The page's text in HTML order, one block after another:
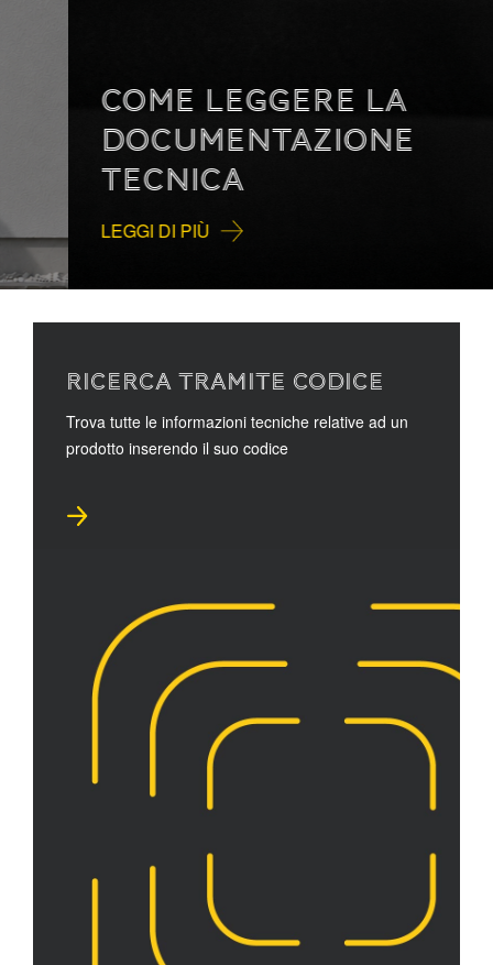
COME LEGGERE LA
DOCUMENTAZIONE
TECNICA
LEGGI DI PIÙ
RICERCA TRAMITE CODICE
Trova tutte le informazioni tecniche relative ad un
prodotto inserendo il suo codice